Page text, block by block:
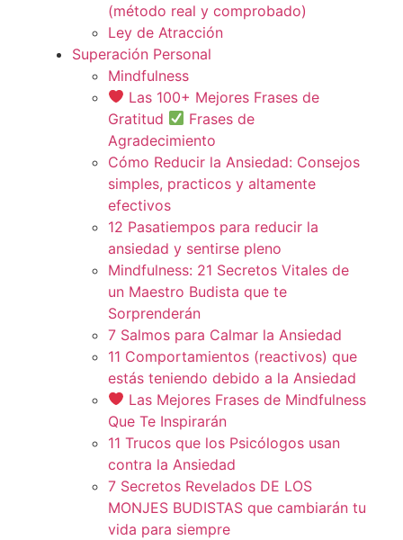
(método real y comprobado)
Ley de Atracción
Superación Personal
Mindfulness
Las 100+ Mejores Frases de
Gratitud
Frases de
Agradecimiento
Cómo Reducir la Ansiedad: Consejos
simples, practicos y altamente
efectivos
12 Pasatiempos para reducir la
ansiedad y sentirse pleno
Mindfulness: 21 Secretos Vitales de
un Maestro Budista que te
Sorprenderán
7 Salmos para Calmar la Ansiedad
11 Comportamientos (reactivos) que
estás teniendo debido a la Ansiedad
Las Mejores Frases de Mindfulness
Que Te Inspirarán
11 Trucos que los Psicólogos usan
contra la Ansiedad
7 Secretos Revelados DE LOS
MONJES BUDISTAS que cambiarán tu
vida para siempre